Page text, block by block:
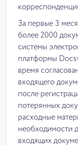
За первые 3
более 2000
системы
платформы
время
входящего
после
потерянных
расходные
необходимости
входящих